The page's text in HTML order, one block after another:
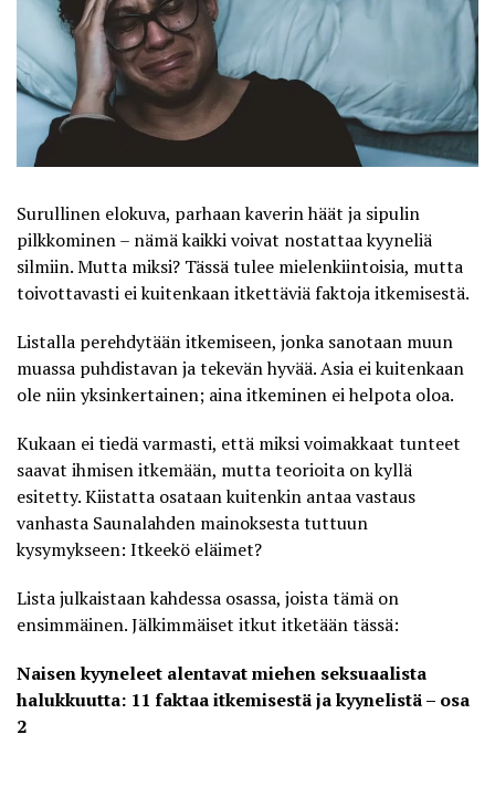
Surullinen elokuva, parhaan kaverin häät ja sipulin
pilkkominen – nämä kaikki voivat nostattaa kyyneliä
silmiin. Mutta miksi? Tässä tulee mielenkiintoisia, mutta
toivottavasti ei kuitenkaan itkettäviä faktoja itkemisestä.
Listalla perehdytään itkemiseen, jonka sanotaan muun
muassa puhdistavan ja tekevän hyvää. Asia ei kuitenkaan
ole niin yksinkertainen; aina itkeminen ei helpota oloa.
Kukaan ei tiedä varmasti, että miksi voimakkaat tunteet
saavat ihmisen itkemään, mutta teorioita on kyllä
esitetty. Kiistatta osataan kuitenkin antaa vastaus
vanhasta Saunalahden mainoksesta tuttuun
kysymykseen: Itkeekö eläimet?
Lista julkaistaan kahdessa osassa, joista tämä on
ensimmäinen. Jälkimmäiset itkut itketään tässä:
Naisen kyyneleet alentavat miehen seksuaalista
halukkuutta: 11 faktaa itkemisestä ja kyynelistä – osa
2